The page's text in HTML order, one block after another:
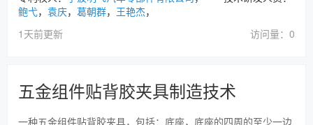
鲍弋， 袁庆， 葛朝群， 王艳杰，
1天前更新
访问量：0
五金组件贴背胶夹具制造技术
一种五金组件贴背胶夹具，包括：底座，底座的四周的至少一边